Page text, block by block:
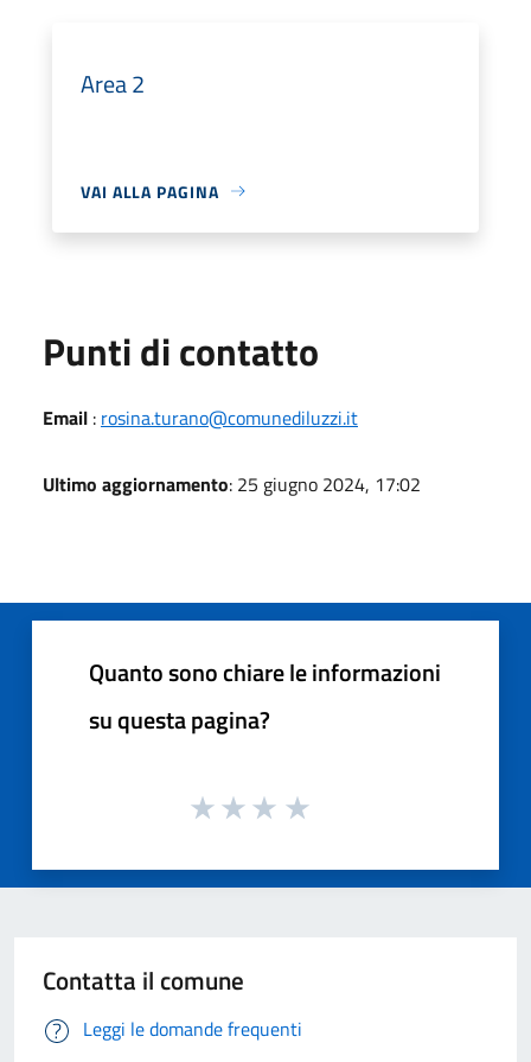
Area 2
VAI ALLA PAGINA
Punti di contatto
Email : rosina.turano@comunediluzzi.it
Ultimo aggiornamento: 25 giugno 2024, 17:02
Quanto sono chiare le informazioni
su questa pagina?
Contatta il comune
Leggi le domande frequenti